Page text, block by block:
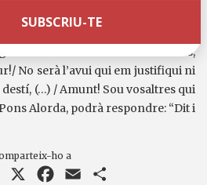
obres. Ja es veu que tenia tota
en el temps i en una de les seves
“Poetes del futur! Oradors,
No serà l’avui qui em justifiqui ni
(…) / Amunt! Sou vosaltres qui
Alorda, podrà respondre: “Dit i
ho a
Telegram Facebook
Email